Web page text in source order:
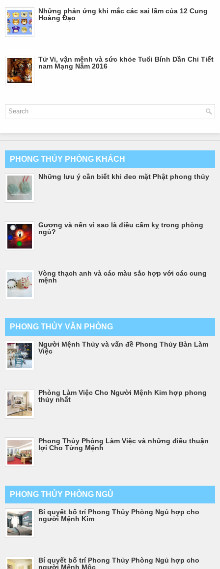
Những phản ứng khi mắc các sai lầm của 12 Cung
Hoàng Đạo
Tử Vi, vận mệnh và sức khỏe Tuổi Bính Dần Chi Tiết
nam Mạng Năm 2016
PHONG THỦY PHÒNG KHÁCH
Những lưu ý cần biết khi đeo mặt Phật phong thủy
Gương và nến vì sao là điều cấm kỵ trong phòng
ngủ?
Vòng thạch anh và các màu sắc hợp với các cung
mệnh
PHONG THỦY VĂN PHÒNG
Người Mệnh Thủy và vấn đề Phong Thủy Bàn Làm
Việc
Phòng Làm Việc Cho Người Mệnh Kim hợp phong
thủy nhất
Phong Thủy Phòng Làm Việc và những điều thuận
lợi Cho Từng Mệnh
PHONG THỦY PHÒNG NGỦ
Bí quyết bố trí Phong Thủy Phòng Ngủ hợp cho
người Mệnh Kim
Bí quyết bố trí Phong Thủy Phòng Ngủ hợp cho
người Mệnh Mộc